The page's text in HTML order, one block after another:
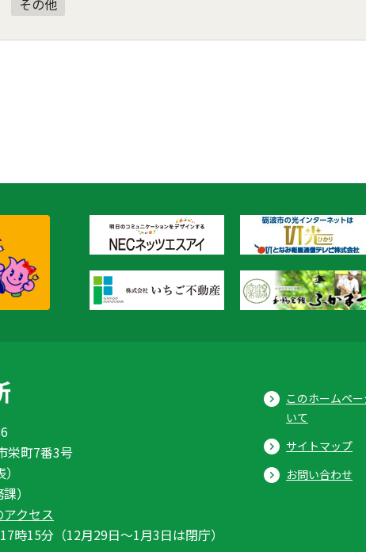
その他
栄町7番3号
）
クセス
時15分（12月29日〜1月3日は閉庁）
このホームペ
いて
サイトマップ
お問い合わせ